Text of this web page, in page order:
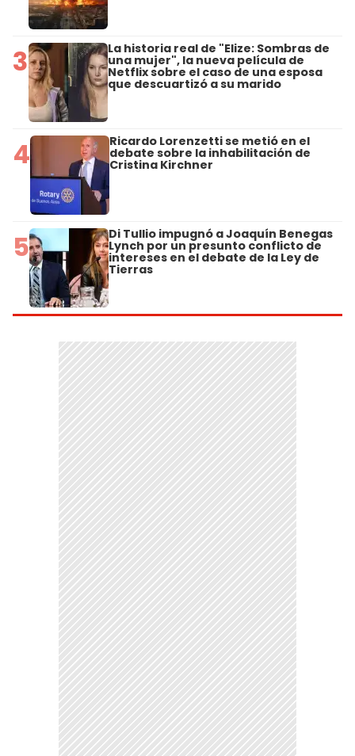
3 La historia real de "Elize: Sombras de
una mujer", la nueva película de
Netflix sobre el caso de una esposa
que descuartizó a su marido
4 Ricardo Lorenzetti se metió en el
debate sobre la inhabilitación de
Cristina Kirchner
5 Di Tullio impugnó a Joaquín Benegas
Lynch por un presunto conflicto de
intereses en el debate de la Ley de
Tierras